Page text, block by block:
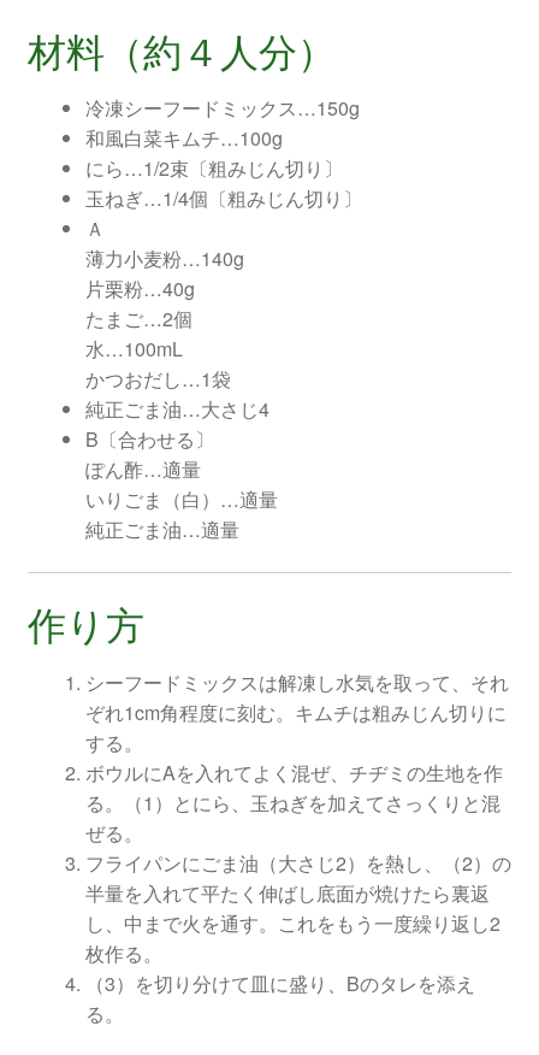
材料（約４人分）
冷凍シーフードミックス…150g
和風白菜キムチ…100g
にら…1/2束〔粗みじん切り〕
玉ねぎ…1/4個〔粗みじん切り〕
Ａ
薄力小麦粉…140g
片栗粉…40g
たまご…2個
水…100mL
かつおだし…1袋
純正ごま油…大さじ4
B〔合わせる〕
ぽん酢…適量
いりごま（白）…適量
純正ごま油…適量
作り方
シーフードミックスは解凍し水気を取って、それ
ぞれ1cm角程度に刻む。キムチは粗みじん切りに
する。
ボウルにAを入れてよく混ぜ、チヂミの生地を作
る。（1）とにら、玉ねぎを加えてさっくりと混
ぜる。
フライパンにごま油（大さじ2）を熱し、（2）の
半量を入れて平たく伸ばし底面が焼けたら裏返
し、中まで火を通す。これをもう一度繰り返し2
枚作る。
（3）を切り分けて皿に盛り、Bのタレを添え
る。